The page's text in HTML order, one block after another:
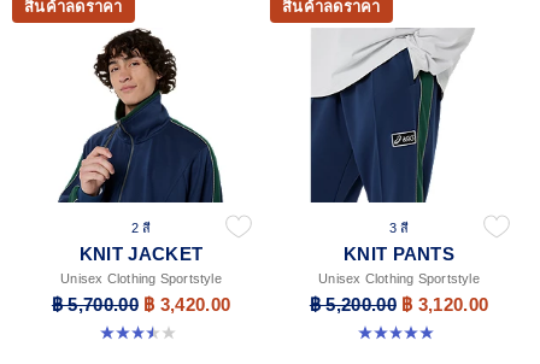
สินค้าลดราคา
2 สี
KNIT JACKET
Unisex Clothing Sportstyle
฿ 5,700.00 ฿ 3,420.00
3.5 จาก 5 ดาว 2 รีวิว
สินค้าลดราคา
3 สี
KNIT PANTS
Unisex Clothing Sportstyle
฿ 5,200.00 ฿ 3,120.00
5.0 จาก 5 ดาว 6 รีวิว